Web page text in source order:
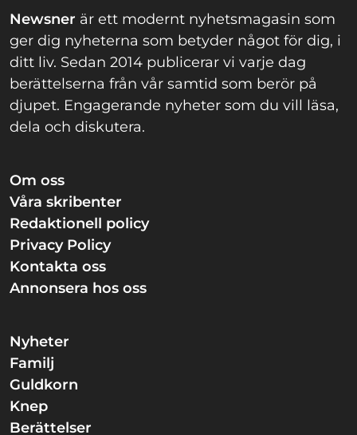
Newsner är ett modernt nyhetsmagasin som
ger dig nyheterna som betyder något för dig, i
ditt liv. Sedan 2014 publicerar vi varje dag
berättelserna från vår samtid som berör på
djupet. Engagerande nyheter som du vill läsa,
dela och diskutera.
Om oss
Våra skribenter
Redaktionell policy
Privacy Policy
Kontakta oss
Annonsera hos oss
Nyheter
Familj
Guldkorn
Knep
Berättelser